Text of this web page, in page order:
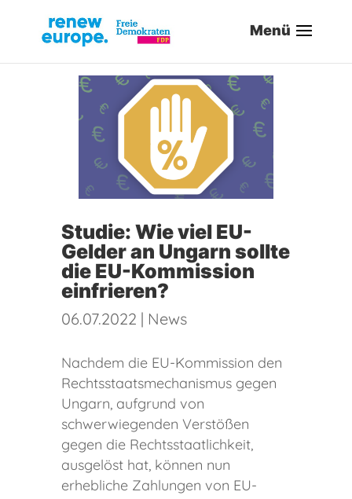
Studie: Wie viel EU-
Gelder an Ungarn sollte
die EU-Kommission
einfrieren?
06.07.2022 | News
Nachdem die EU-Kommission den
Rechtsstaatsmechanismus gegen
Ungarn, aufgrund von
schwerwiegenden Verstößen
gegen die Rechtsstaatlichkeit,
ausgelöst hat, können nun
erhebliche Zahlungen von EU-